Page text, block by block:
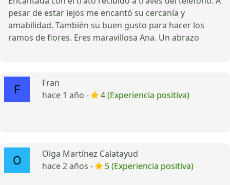
pesar de estar lejos me encantó su cercanía y
amabilidad. También su buen gusto para hacer los
ramos de flores. Eres maravillosa Ana. Un abrazo
Fran
hace 1 año -
4 (Experiencia positiva)
Olga Martínez Calatayud
hace 2 años -
5 (Experiencia positiva)